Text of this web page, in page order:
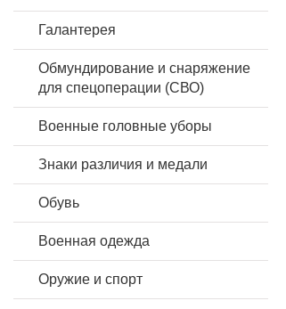
Галантерея
Обмундирование и снаряжение
для спецоперации (СВО)
Военные головные уборы
Знаки различия и медали
Обувь
Военная одежда
Оружие и спорт